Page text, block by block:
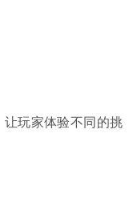
让玩家体验不同的挑